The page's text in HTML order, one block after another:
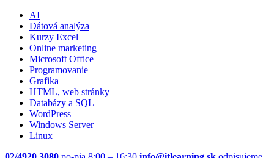
AI
Dátová analýza
Kurzy Excel
Online marketing
Microsoft Office
Programovanie
Grafika
HTML, web stránky
Databázy a SQL
WordPress
Windows Server
Linux